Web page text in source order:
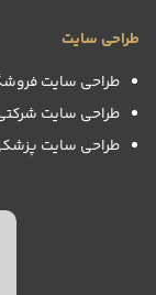
طراحی سایت
طراحی سایت
طراحی سایت
طراحی سایت